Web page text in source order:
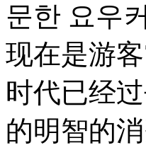
문한 요우
现在是游
时代已经
的明智的